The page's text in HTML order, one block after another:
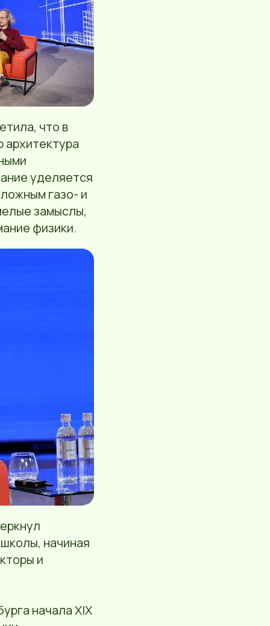
что в
архитектура
уделяется
газо- и
замыслы,
физики.
начиная
и
начала XIX